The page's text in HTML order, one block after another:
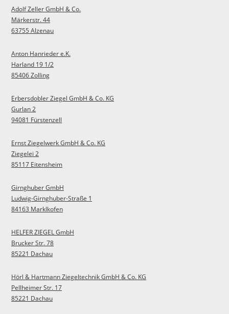
Adolf Zeller GmbH & Co.
Märkerstr. 44
63755 Alzenau
Anton Hanrieder e.K.
Harland 19 1/2
85406 Zolling
Erbersdobler Ziegel GmbH & Co. KG
Gurlan 2
94081 Fürstenzell
Ernst Ziegelwerk GmbH & Co. KG
Ziegelei 2
85117 Eitensheim
Girnghuber GmbH
Ludwig-Girnghuber-Straße 1
84163 Marklkofen
HELFER ZIEGEL GmbH
Brucker Str. 78
85221 Dachau
Hörl & Hartmann Ziegeltechnik GmbH & Co. KG
Pellheimer Str. 17
85221 Dachau